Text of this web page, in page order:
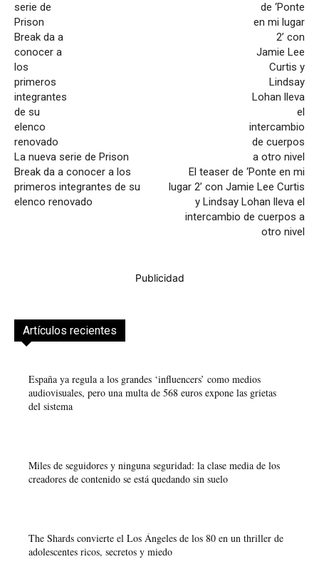
La nueva serie de Prison
Break da a conocer a los
primeros integrantes de su
elenco renovado
El teaser de ‘Ponte en mi
lugar 2’ con Jamie Lee Curtis
y Lindsay Lohan lleva el
intercambio de cuerpos a
otro nivel
Publicidad
Artículos recientes
España ya regula a los grandes ‘influencers’ como medios
audiovisuales, pero una multa de 568 euros expone las grietas
del sistema
Miles de seguidores y ninguna seguridad: la clase media de los
creadores de contenido se está quedando sin suelo
The Shards convierte el Los Ángeles de los 80 en un thriller de
adolescentes ricos, secretos y miedo